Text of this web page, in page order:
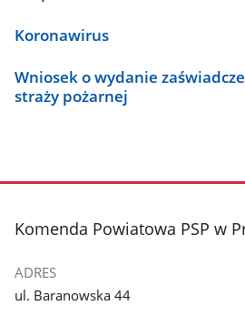
Koronawirus
Wniosek o wydanie
straży pożarnej
stopka
Komenda Powiatowa PSP w
ADRES
ul. Baranowska 44